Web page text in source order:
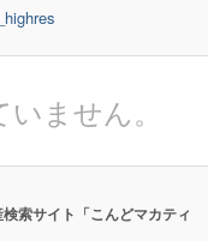
ません。
索サイト「こんどマカティ